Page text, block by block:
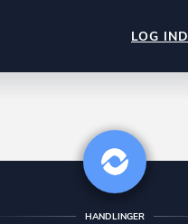
LOG IND
HANDLINGER